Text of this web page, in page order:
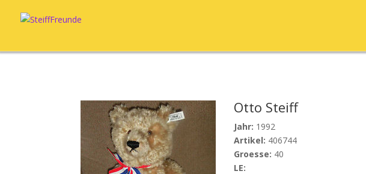
Otto Steiff
Jahr: 1992
Artikel: 406744
Groesse: 40
LE: